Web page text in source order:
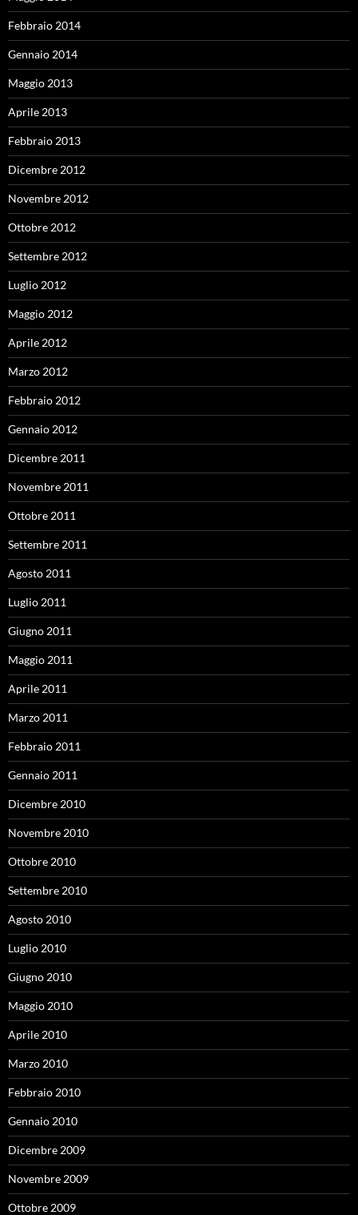
Febbraio 2014
Gennaio 2014
Maggio 2013
Aprile 2013
Febbraio 2013
Dicembre 2012
Novembre 2012
Ottobre 2012
Settembre 2012
Luglio 2012
Maggio 2012
Aprile 2012
Marzo 2012
Febbraio 2012
Gennaio 2012
Dicembre 2011
Novembre 2011
Ottobre 2011
Settembre 2011
Agosto 2011
Luglio 2011
Giugno 2011
Maggio 2011
Aprile 2011
Marzo 2011
Febbraio 2011
Gennaio 2011
Dicembre 2010
Novembre 2010
Ottobre 2010
Settembre 2010
Agosto 2010
Luglio 2010
Giugno 2010
Maggio 2010
Aprile 2010
Marzo 2010
Febbraio 2010
Gennaio 2010
Dicembre 2009
Novembre 2009
Ottobre 2009